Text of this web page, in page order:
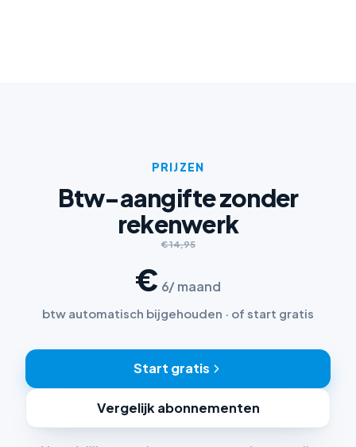
PRIJZEN
Btw-aangifte zonder
rekenwerk
€ 14,95
€ 6/ maand
btw automatisch bijgehouden · of start gratis
Start gratis
Vergelijk abonnementen